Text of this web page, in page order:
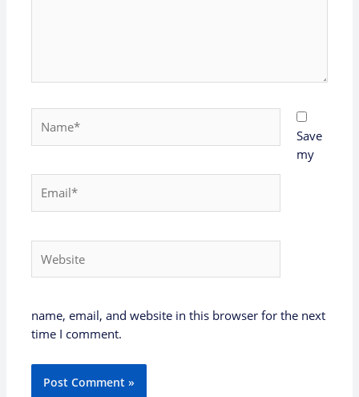
Save
my
name, email, and website in this browser for the next
time I comment.